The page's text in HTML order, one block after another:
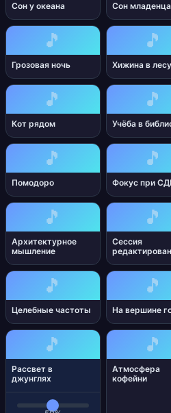
Сон у океана Сон младенца
🎵
Грозовая ночь
🎵
Хижина в лесу
🎵
Кот рядом
🎵
Учёба в
🎵
Помодоро
🎵
Фокус при
🎵
Архитектурное
мышление
🎵
Сессия
🎵
Целебные частоты
🎵
На вершине
🎵
Рассвет в
джунглях
🎵
Атмосфера
кофейни